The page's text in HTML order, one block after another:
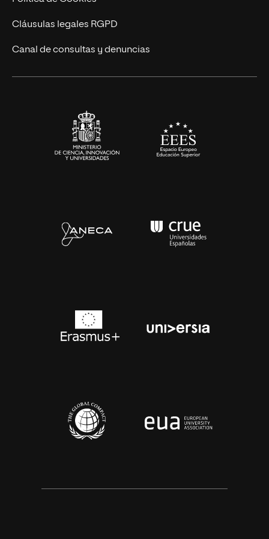
UNIR Revista
Eventos
Cláusulas legales RGPD
Canal de consultas y denuncias